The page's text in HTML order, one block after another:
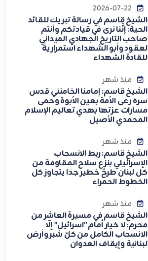
الشيخ قاسم في رسالة تبريك للقائد
الحية: إنَّنا نرى في قيادتكم وأنتم
صاحب التاريخ الجهادي الميداني
لعقود وأبو الشهداء استمراريةً
للقادة الشهداء
منذ شهر
الشيخ قاسم: إمامنا الخامنئي قدس
سره رعى الأمة بعين الأبوة وحمى
مسارات عزتها بهدي تعاليم الإسلام
المحمدي الأصيل
منذ شهر
الشيخ قاسم: ربط الانسحاب
الإسرائيلي بنزع سلاح المقاومة من
كل لبنان طرحٌ خطير جدًا يتجاوز كل
الخطوط الحمراء
منذ شهر
الشيخ قاسم في مسيرة العاشر من
محرم: لا خيار أمام "اسرائيل" إلّا
الانسحاب الكامل من كلّ شبر وأرض
لبنانية وإيقاف العدوان